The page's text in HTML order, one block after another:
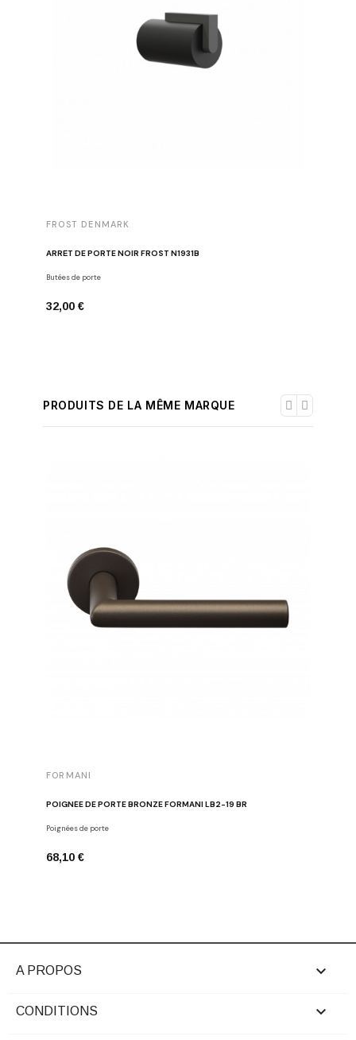
FROST DENMARK
ARRÊT DE PORTE NOIR FROST N1931B
Butées de porte
32,00 €
PRODUITS DE LA MÊME MARQUE
FORMANI
POIGNÉE DE PORTE BRONZE FORMANI LB2-19 BR
Poignées de porte
68,10 €
A PROPOS 
CONDITIONS 